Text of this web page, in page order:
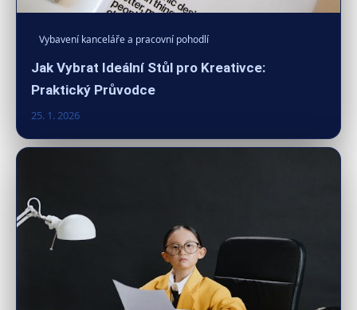
Vybavení kanceláře a pracovní pohodlí
Jak Vybrat Ideální Stůl pro Kreativce:
Praktický Průvodce
25. 1. 2026